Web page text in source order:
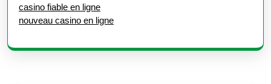
casino fiable en ligne
nouveau casino en ligne